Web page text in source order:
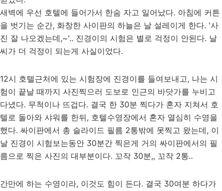
새벽에 우선 호텔에 들어가서 한숨 자고 일어났다. 아침에 커튼
을 벗기는 순간, 화창한 사이판의 하늘은 날 설레이게 한다. '사
진 잘 나오겠는데,~'.. 진경이의 시험은 별로 걱정이 안된다. 날
씨가 더 걱정이 되는게 사실이었다.
12시 호텔근처에 있는 시험장에 진경이를 들여보내고, 나는 시
험이 끝날 때까지 사진찍으러 도보로 인근의 바닷가를 누비고
다녔다. 무척이나 뜨겁다. 결국 한 30분 찍다가 혼자 지쳐서 호
텔로 돌아와 샤워를 한뒤, 호텔수영장에서 혼자 열심히 수영을
했다. 싸이판에서 총 슬라이드 필름 2통밖에 못찍고 왔는데, 이
날 진경이 시험보는동안 30분간 찍은게 거의 싸이판에서의 필
름으로 찍은 사진의 대부분이다. 꼬작 30분,, 꼬작 2통..
간만에 하는 수영이라, 이것도 힘이 든다. 결국 30여분 하다가